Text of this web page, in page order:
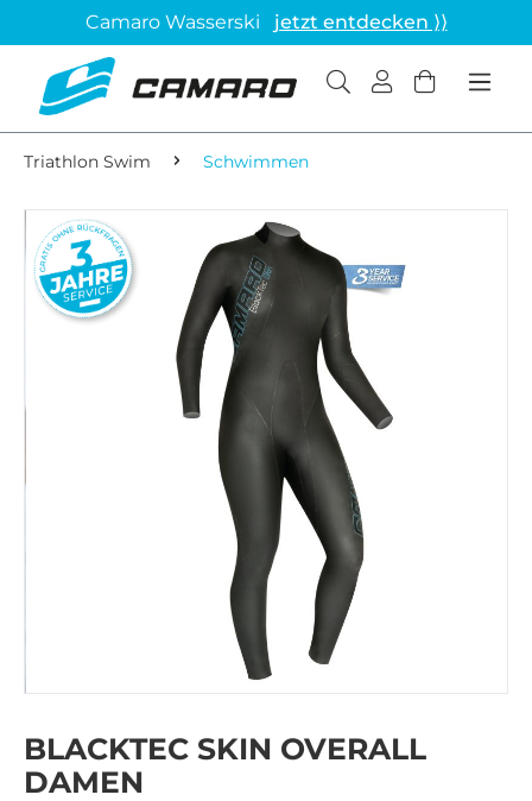
Camaro Wasserski jetzt entdecken ⟩⟩
Triathlon Swim Schwimmen
BLACKTEC SKIN OVERALL
DAMEN